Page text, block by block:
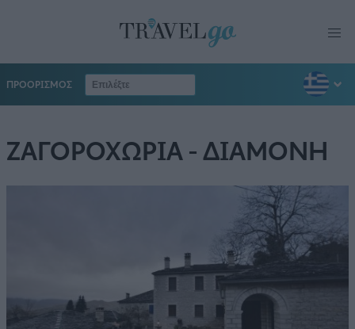
ΠΡΟΟΡΙΣΜΟΣ
ΖΑΓΟΡΟΧΩΡΙΑ - ΔΙΑΜΟΝΗ